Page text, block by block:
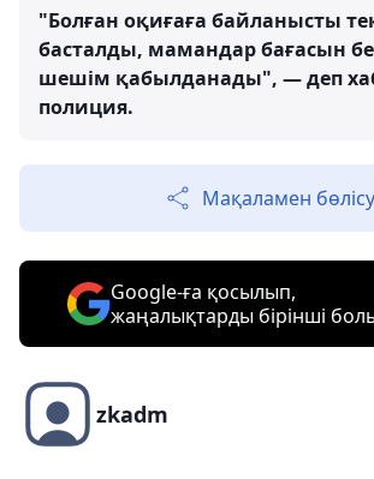
"Болған оқиғаға байланысты
басталды, мамандар бағасын
шешім қабылданады", — деп
полиция.
Мақаламен бөлісу
Google-ға қосылып,
жаңалықтарды бірінші
zkadm